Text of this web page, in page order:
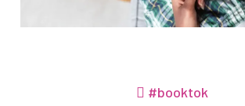
#booktok